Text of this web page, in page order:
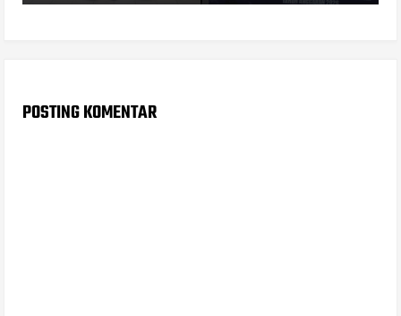
POSTING KOMENTAR